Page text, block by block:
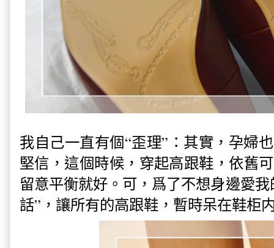
我自己一直有個“歪理”：其實，孕婦
堅信，這個時候，穿起高跟鞋，依舊
留意平衡就好。可，爲了不想身邊愛
話”，讓所有的高跟鞋，暫時呆在鞋柜